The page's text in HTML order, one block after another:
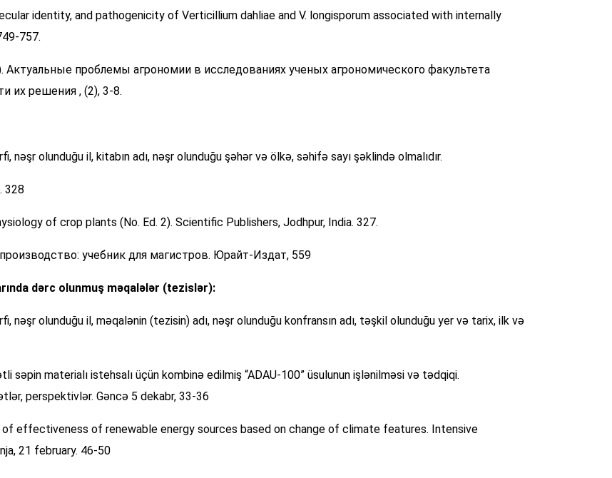
identity, and pathogenicity of Verticillium dahliae and V. longisporum associated with internally
757.
проблемы агрономии в исследованиях ученых агрономического факультета
их решения , (2), 3-8.
nəşr olunduğu il, kitabın adı, nəşr olunduğu şəhər və ölkə, səhifə sayı şəklində olmalıdır.
328
of crop plants (No. Ed. 2). Scientific Publishers, Jodhpur, India. 327.
учебник для магистров. Юрайт-Издат, 559
dərc olunmuş məqalələr (tezislər):
nəşr olunduğu il, məqalənin (tezisin) adı, nəşr olunduğu konfransın adı, təşkil olunduğu yer və tarix, ilk və
səpin materialı istehsalı üçün kombinə edilmiş “ADAU-100” üsulunun işlənilməsi və tədqiqi.
perspektivlər. Gəncə 5 dekabr, 33-36
of effectiveness of renewable energy sources based on change of climate features. Intensive
21 february. 46-50